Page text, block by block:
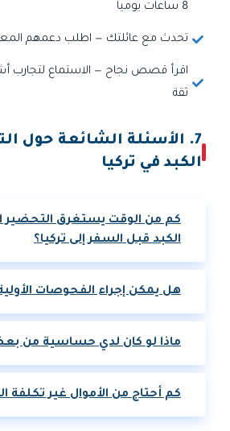
8 ساعات يوميا
تحدث مع عائلتك — اطلب دعمهم
اقرأ قصص نجاح — الاستماع
ثقة
7. الأسئلة الشائعة حول
الكبد في تركيا
كم من الوقت يستغرق التحضير
الكبد قبل السفر إلى تركيا؟
هل يمكن إجراء الفحوصات
ماذا لو كان لدي حساسية من
كم أحتاج من الأموال غير تكلفة